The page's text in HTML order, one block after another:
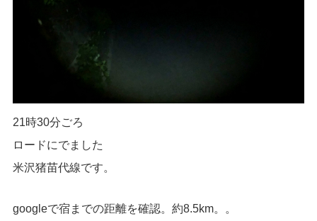
21時30分ごろ
ロードにでました
米沢猪苗代線です。
googleで宿までの距離を確認。約8.5km。。